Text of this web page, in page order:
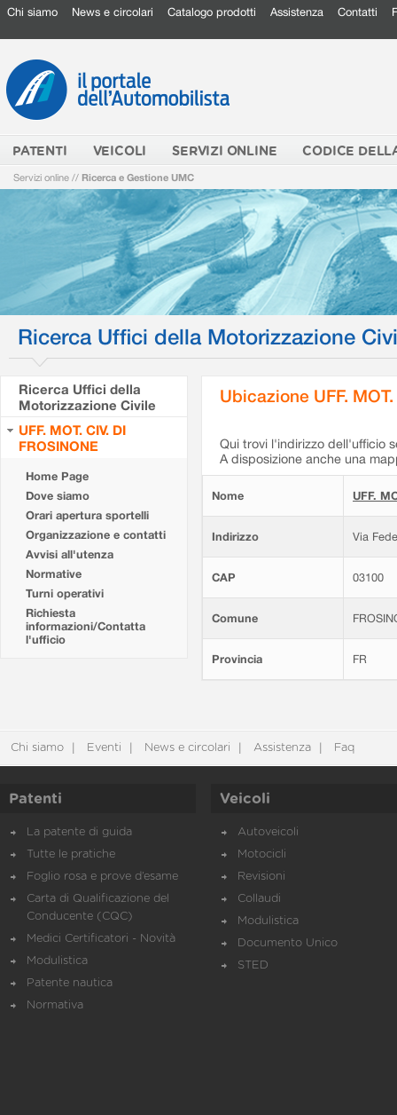
Chi siamo News e circolari Catalogo prodotti Assistenza Contatti
PATENTI VEICOLI SERVIZI ONLINE CODICE
Servizi online // Ricerca e Gestione UMC
Ricerca Uffici della Motorizzazione
Ricerca Uffici della
Motorizzazione Civile
UFF. MOT. CIV. DI
FROSINONE
Home Page
Dove siamo
Orari apertura sportelli
Organizzazione e contatti
Avvisi all'utenza
Normative
Turni operativi
Richiesta
informazioni/Contatta
l'ufficio
Ubicazione UFF.
Qui trovi l'indirizzo dell'ufficio
A disposizione anche una
Nome UFF.
Indirizzo Via
CAP 03100
Comune
Provincia FR
Chi siamo Eventi News e circolari Assistenza Faq
Patenti
La patente di guida
Tutte le pratiche
Foglio rosa e prove d’esame
Carta di Qualificazione del
Conducente (CQC)
Medici Certificatori - Novità
Modulistica
Patente nautica
Normativa
Veicoli
Autoveicoli
Motocicli
Revisioni
Collaudi
Modulistica
Documento Unico
STED